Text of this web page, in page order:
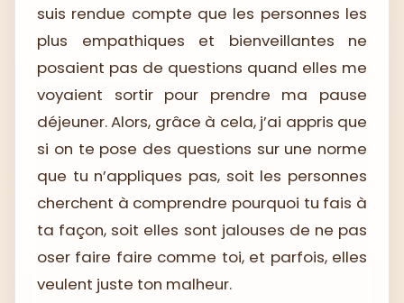
suis rendue compte que les personnes les
plus empathiques et bienveillantes ne
posaient pas de questions quand elles me
voyaient sortir pour prendre ma pause
déjeuner. Alors, grâce à cela, j’ai appris que
si on te pose des questions sur une norme
que tu n’appliques pas, soit les personnes
cherchent à comprendre pourquoi tu fais à
ta façon, soit elles sont jalouses de ne pas
oser faire faire comme toi, et parfois, elles
veulent juste ton malheur.